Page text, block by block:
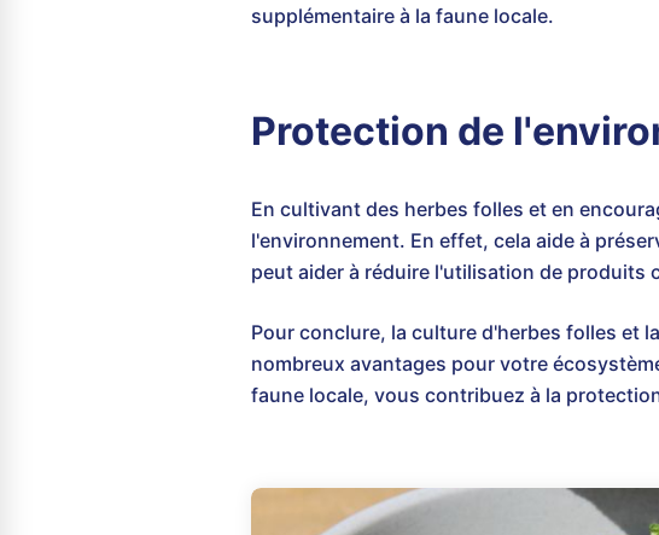
supplémentaire à la faune locale.
Protection de
En cultivant des herbes folles et en
l'environnement. En effet, cela aide à
peut aider à réduire l'utilisation de
Pour conclure, la culture d'herbes folles et
nombreux avantages pour votre
faune locale, vous contribuez à la